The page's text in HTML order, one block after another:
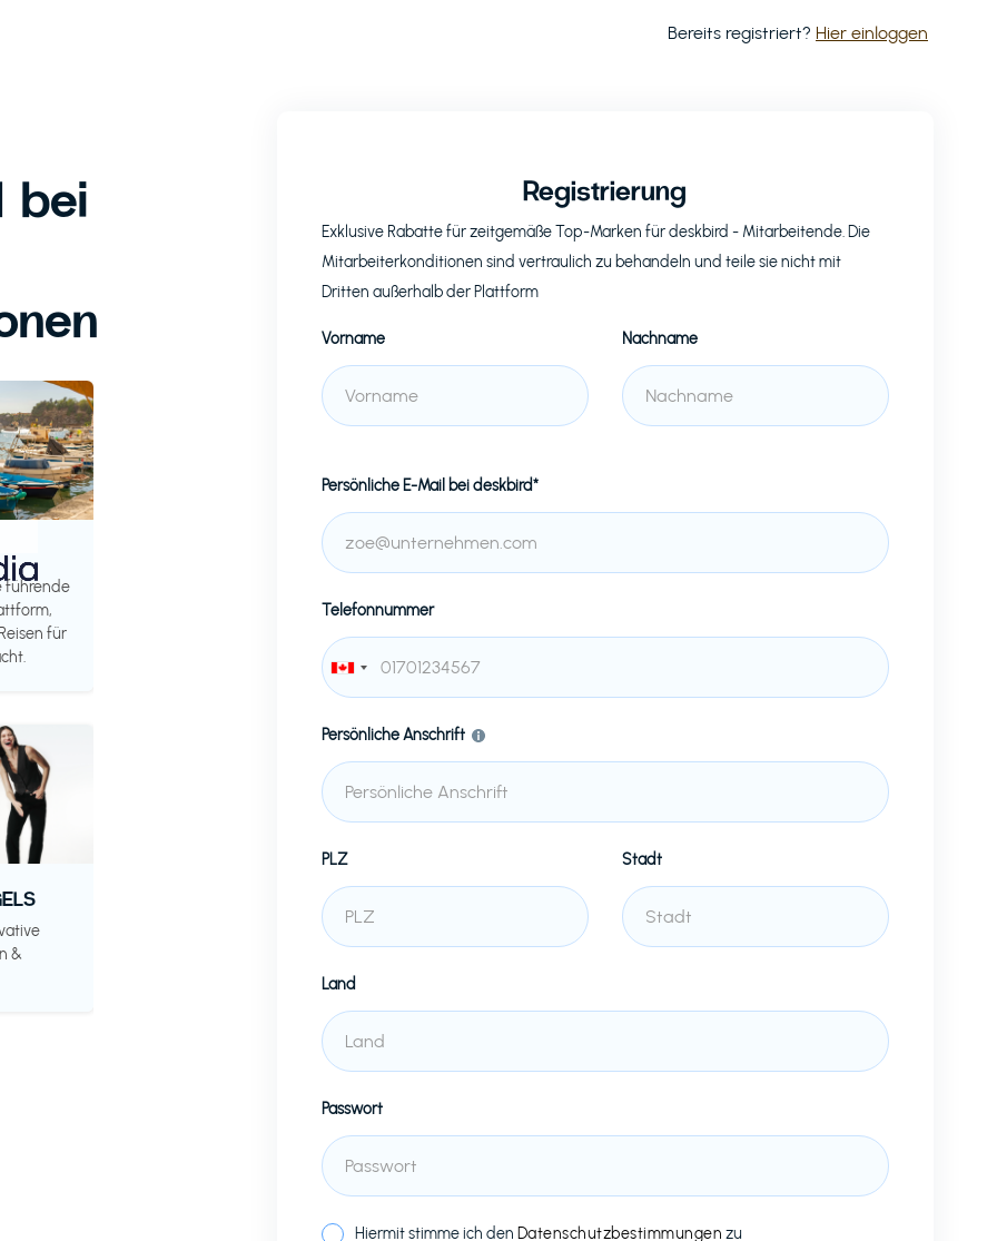
Bereits registriert? Hier einloggen
bei
führende
für
&
Registrierung
Exklusive Rabatte für zeitgemäße Top-Marken fürdeskbird - Mitarbeitende. Die
Mitarbeiterkonditionen sind vertraulich zu behandeln und teile sie nicht mit
Dritten außerhalb der Plattform
Vorname Nachname
Persönliche E-Mail beideskbird*
Telefonnummer
Persönliche Anschrift
PLZ Stadt
Land
Passwort
Hiermit stimme ich den Datenschutzbestimmungen zu